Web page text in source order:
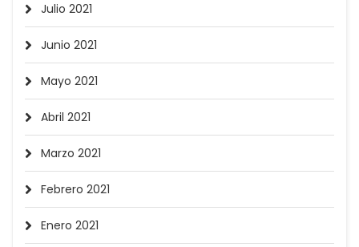
Julio 2021
Junio 2021
Mayo 2021
Abril 2021
Marzo 2021
Febrero 2021
Enero 2021